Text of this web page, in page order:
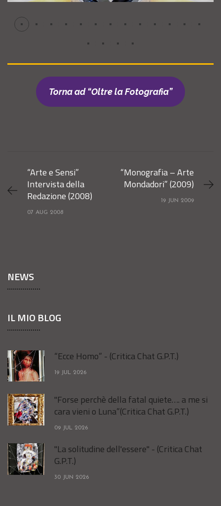
Torna ad “Oltre la Fotografia”
“Arte e Sensi”
Intervista della
Redazione (2008)
07 AUG 2008
“Monografia – Arte
Mondadori” (2009)
19 JUN 2009
NEWS
IL MIO BLOG
“Ecce Homo” - (Critica Chat G.P.T.)
19 JUL 2026
"Forse perchè della fatal quiete…. a me si
cara vieni o Luna”(Critica Chat G.P.T.)
09 JUL 2026
"La solitudine dell'essere" - (Critica Chat
G.P.T.)
30 JUN 2026